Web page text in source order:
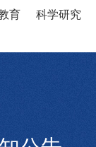
育 科学研究